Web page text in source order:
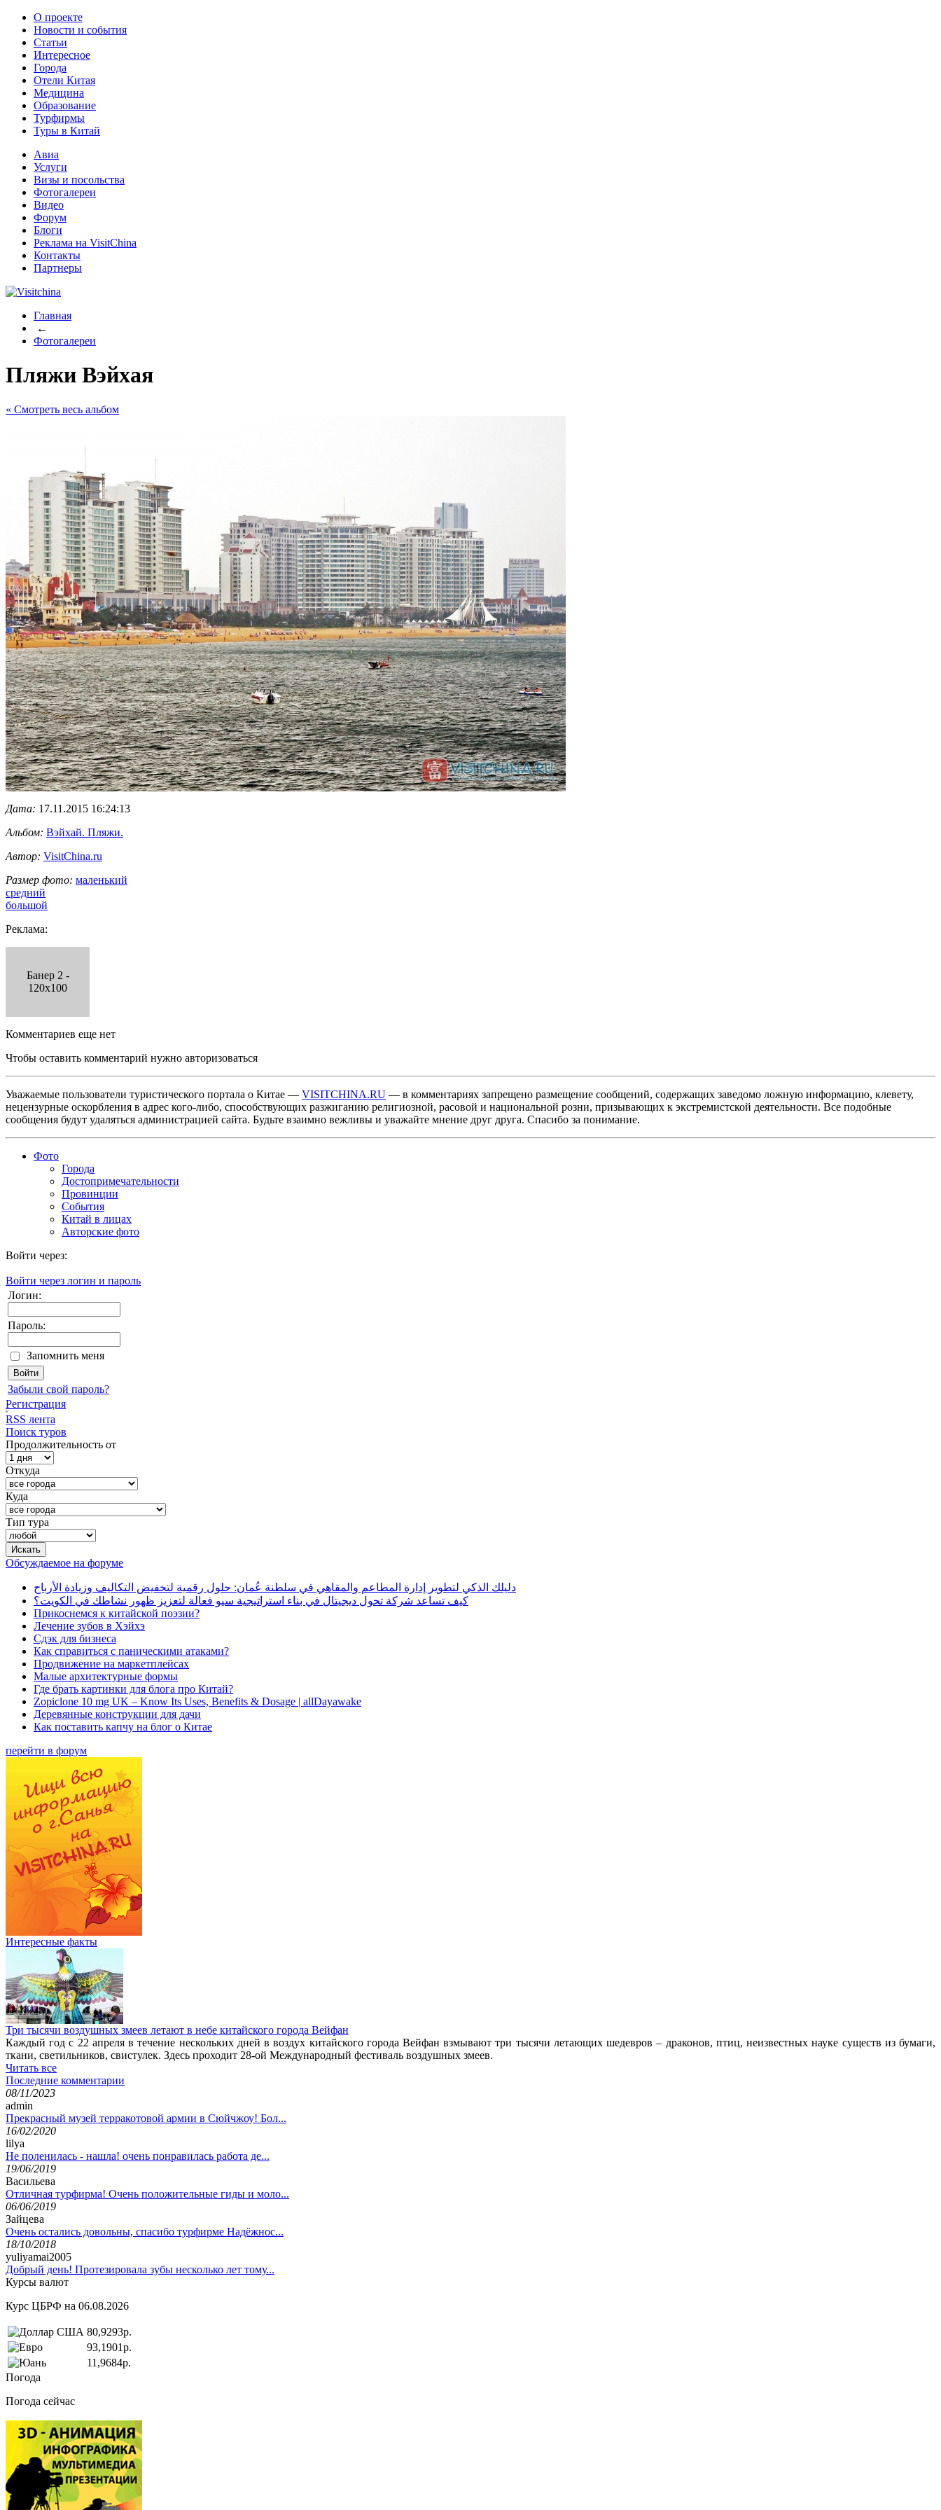
О проекте
Новости и события
Статьи
Интересное
Города
Отели Китая
Медицина
Образование
Турфирмы
Туры в Китай
Авиа
Услуги
Визы и посольства
Фотогалереи
Видео
Форум
Блоги
Реклама на VisitChina
Контакты
Партнеры
Главная
←
Фотогалереи
Пляжи Вэйхая
« Cмотреть весь альбом
Дата: 17.11.2015 16:24:13
Альбом: Вэйхай. Пляжи.
Автор: VisitChina.ru
Размер фото: маленький
средний
большой
Реклама:
Банер 2 -
120x100
Комментариев еще нет
Чтобы оставить комментарий нужно авторизоваться
Уважаемые пользователи туристического портала о Китае — VISITCHINA.RU — в комментариях запрещено размещение сообщений, содержащих заведомо ложную информацию, клевету,
нецензурные оскорбления в адрес кого-либо, способствующих разжиганию религиозной, расовой и национальной розни, призывающих к экстремистской деятельности. Все подобные
сообщения будут удаляться администрацией сайта. Будьте взаимно вежливы и уважайте мнение друг друга. Спасибо за понимание.
Фото
Города
Достопримечательности
Провинции
События
Китай в лицах
Авторские фото
Войти через:
Войти через логин и пароль
Логин:
Пароль:
Запомнить меня
Забыли свой пароль?
Регистрация
RSS лента
Поиск туров
Продолжительность от
Откуда
Куда
Тип тура
Обсуждаемое на форуме
دليلك الذكي لتطوير إدارة المطاعم والمقاهي في سلطنة عُمان: حلول رقمية لتخفيض التكاليف وزيادة الأرباح
كيف تساعد شركة تحول ديجيتال في بناء استراتيجية سيو فعالة لتعزيز ظهور نشاطك في الكويت؟
Прикоснемся к китайской поэзии?
Лечение зубов в Хэйхэ
Сдэк для бизнеса
Как справиться с паническими атаками?
Продвижение на маркетплейсах
Малые архитектурные формы
Где брать картинки для блога про Китай?
Zopiclone 10 mg UK – Know Its Uses, Benefits & Dosage | allDayawake
Деревянные конструкции для дачи
Как поставить капчу на блог о Китае
перейти в форум
Интересные факты
Три тысячи воздушных змеев летают в небе китайского города Вейфан
Каждый год с 22 апреля в течение нескольких дней в воздух китайского города Вейфан взмывают три тысячи летающих шедевров – драконов, птиц, неизвестных науке существ из бумаги,
ткани, светильников, свистулек. Здесь проходит 28-ой Международный фестиваль воздушных змеев.
Читать все
Последние комментарии
08/11/2023
admin
Прекрасный музей терракотовой армии в Сюйчжоу! Бол...
16/02/2020
lilya
Не поленилась - нашла! очень понравилась работа де...
19/06/2019
Васильева
Отличная турфирма! Очень положительные гиды и моло...
06/06/2019
Зайцева
Очень остались довольны, спасибо турфирме Надёжнос...
18/10/2018
yuliyamai2005
Добрый день! Протезировала зубы несколько лет тому...
Курсы валют
Курс ЦБРФ на 06.08.2026
80,9293р.
93,1901р.
11,9684р.
Погода
Погода сейчас